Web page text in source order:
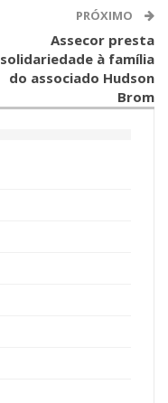
PRÓXIMO
Assecor presta
solidariedade à família
do associado Hudson
Brom